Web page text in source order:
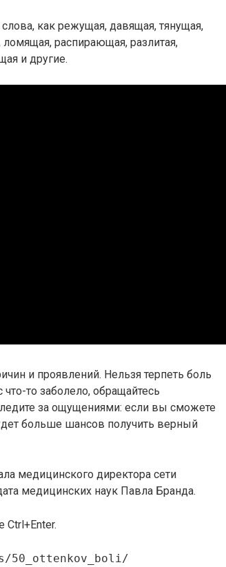
как режущая, давящая, тянущая,
распирающая, разлитая,
и другие.
и проявлений. Нельзя терпеть боль
то заболело, обращайтесь
за ощущениями: если вы сможете
больше шансов получить верный
медицинского директора сети
медицинских наук Павла Бранда.
50_ottenkov_boli/